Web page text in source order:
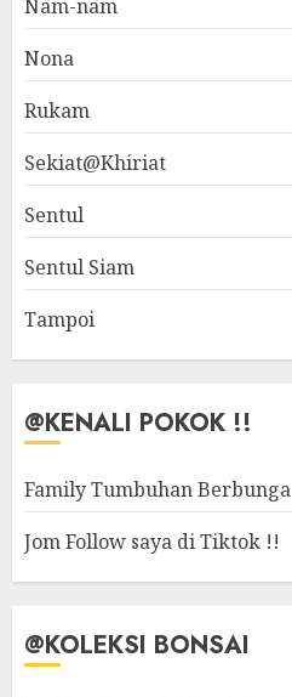
Nam-nam
Nona
Rukam
Sekiat@Khiriat
Sentul
Sentul Siam
Tampoi
@KENALI POKOK !!
Family Tumbuhan Berbunga
Jom Follow saya di Tiktok !!
@KOLEKSI BONSAI